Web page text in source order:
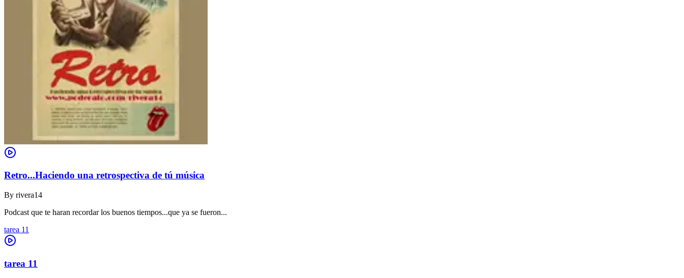
Retro...Haciendo una retrospectiva de tú música
By rivera14
Podcast que te haran recordar los buenos tiempos...que ya se fueron...
tarea 11
tarea 11